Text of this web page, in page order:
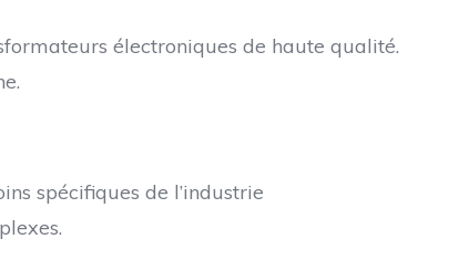
électroniques de haute qualité.
spécifiques de l’industrie